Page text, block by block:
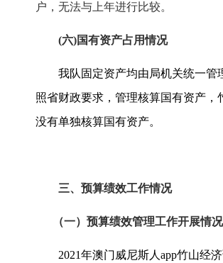
户，无法与上年进行比较。
(六)国有资产占用情况
我队固定资产均由局机关统一管
照省财政要求，管理核算国有资产，
没有单独核算国有资产。
三、预算绩效工作情况
（一）预算绩效管理工作开展情况
2021年澳门威尼斯人app竹山经